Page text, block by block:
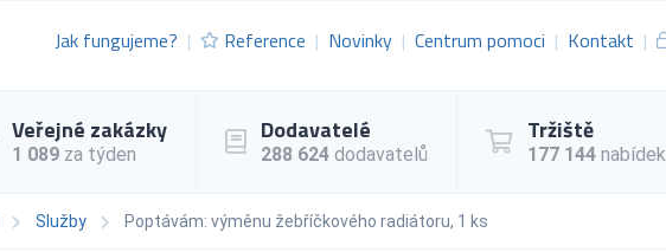
Jak fungujeme? Reference Novinky Centrum pomoci Kontakt
Veřejné zakázky
1 089 za týden
Dodavatelé
288 624 dodavatelů
Tržiště
177 144 nabídek
Služby Poptávám: výměnu žebříčkového radiátoru, 1 ks